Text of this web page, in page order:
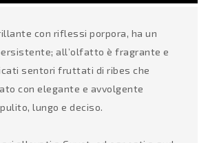
con riflessi porpora, ha un
all’olfatto è fragrante e
sentori fruttati di ribes che
con elegante e avvolgente
lungo e deciso.